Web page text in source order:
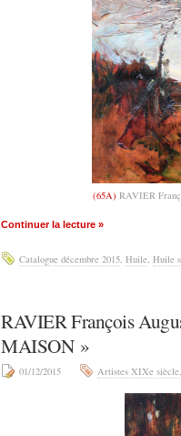
(65A) RAVIER
Continuer la lecture »
Catalogue décembre 2015, Huile, Huile
RAVIER François
MAISON »
01/12/2015 Artistes XIXe siècle